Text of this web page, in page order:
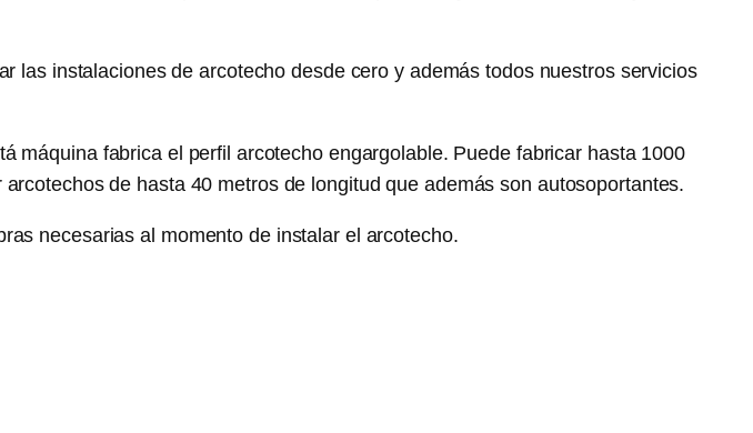
las instalaciones de arcotecho desde cero y además todos nuestros servicios
máquina fabrica el perfil arcotecho engargolable. Puede fabricar hasta 1000
de hasta 40 metros de longitud que además son autosoportantes.
necesarias al momento de instalar el arcotecho.